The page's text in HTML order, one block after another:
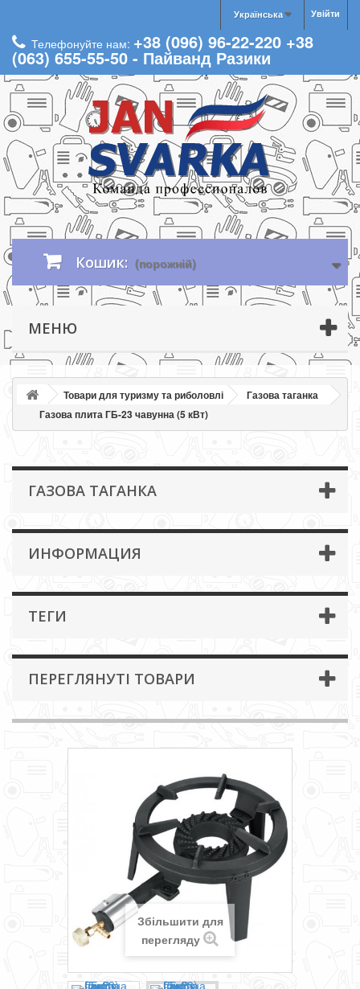
Увійти
Українська
Телефонуйте нам: +38 (096) 96-22-220 +38
(063) 655-55-50 - Пайванд Разики
Кошик: (порожній)
МЕНЮ
Товари для туризму та риболовлі
Газова таганка
Газова плита ГБ-23 чавунна (5 кВт)
ГАЗОВА ТАГАНКА
ИНФОРМАЦИЯ
ТЕГИ
ПЕРЕГЛЯНУТІ ТОВАРИ
Збільшити для
перегляду